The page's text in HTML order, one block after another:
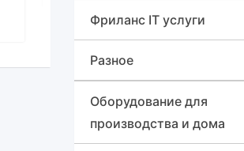
Для дома
аксессуары
Телефоны
Рации
Ноутбуки
Грузовики
Навесное
Трактор
Изделия из
Мультипласт
Фриланс IT услуги
Разное
Знакомства
Различные услуги
Оборудование для
производства и дома